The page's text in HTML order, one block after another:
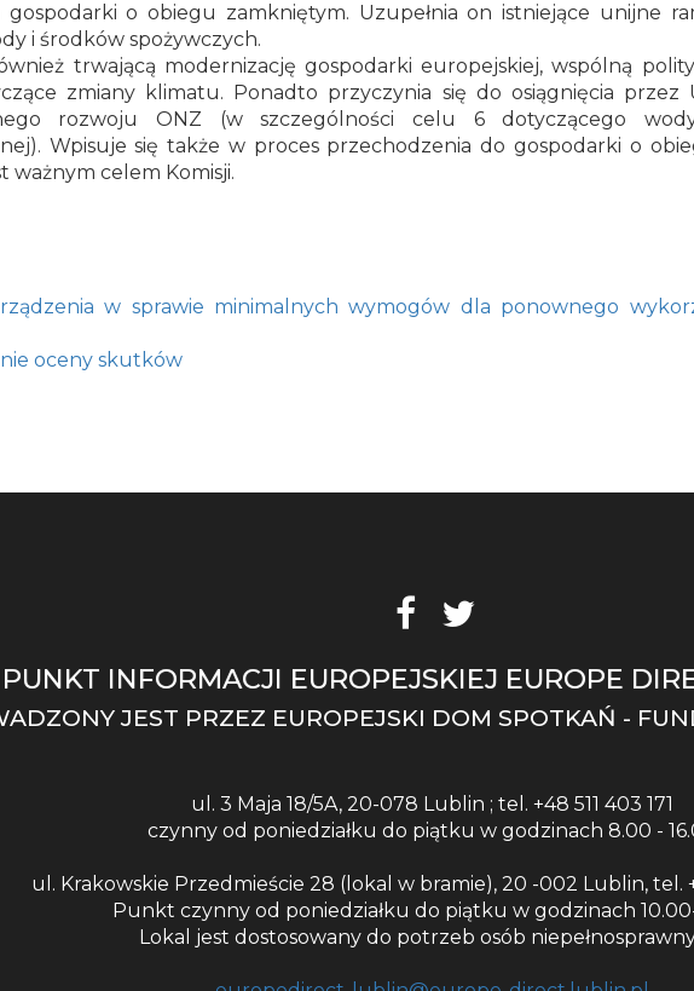
gospodarki o obiegu zamkniętym. Uzupełnia on istniejące unijne
i środków spożywczych.
trwającą modernizację gospodarki europejskiej, wspólną
zmiany klimatu. Ponadto przyczynia się do osiągnięcia przez
rozwoju ONZ (w szczególności celu 6 dotyczącego
Wpisuje się także w proces przechodzenia do gospodarki o
ważnym celem Komisji.
w sprawie minimalnych wymogów dla ponownego
oceny skutków
PUNKT INFORMACJI EUROPEJSKIEJ EUROPE
JEST PRZEZ EUROPEJSKI DOM SPOTKAŃ -
ul. 3 Maja 18/5A, 20-078 Lublin ; tel. +48 511 403 171
czynny od poniedziałku do piątku w godzinach 8.00 -
ul. Krakowskie Przedmieście 28 (lokal w bramie), 20 -002 Lublin, tel.
Punkt czynny od poniedziałku do piątku w godzinach
Lokal jest dostosowany do potrzeb osób